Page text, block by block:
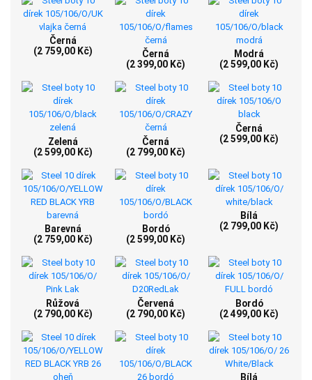
Černá
(2 759,00 Kč)
Černá
(2 399,00 Kč)
Modrá
(2 599,00 Kč)
Zelená
(2 599,00 Kč)
Černá
(2 799,00 Kč)
Černá
(2 599,00 Kč)
Barevná
(2 759,00 Kč)
Bordó
(2 599,00 Kč)
Bílá
(2 799,00 Kč)
Růžová
(2 790,00 Kč)
Červená
(2 790,00 Kč)
Bordó
(2 499,00 Kč)
Bílá